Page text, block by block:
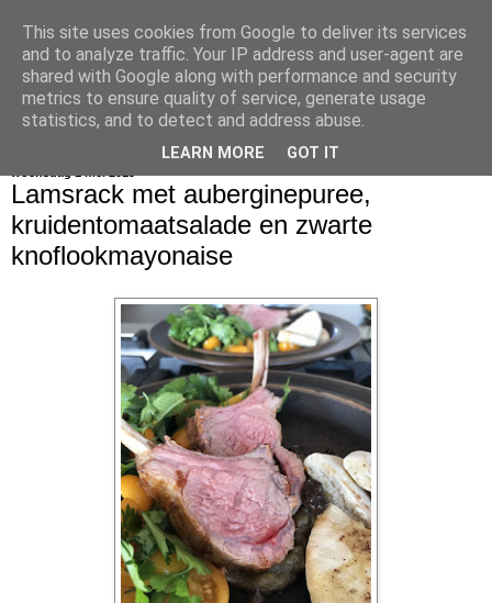
bijna net zo lekker als thuis
Lamsrack met auberginepuree,
kruidentomaatsalade en zwarte
knoflookmayonaise
This site uses cookies from Google to deliver its services
and to analyze traffic. Your IP address and user-agent are
shared with Google along with performance and security
metrics to ensure quality of service, generate usage
statistics, and to detect and address abuse.
LEARN MORE GOT IT